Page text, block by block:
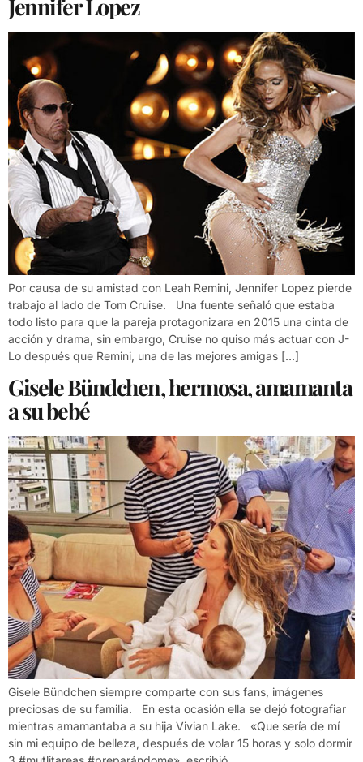
Jennifer Lopez
Por causa de su amistad con Leah Remini, Jennifer Lopez pierde
trabajo al lado de Tom Cruise. Una fuente señaló que estaba
todo listo para que la pareja protagonizara en 2015 una cinta de
acción y drama, sin embargo, Cruise no quiso más actuar con J-
Lo después que Remini, una de las mejores amigas […]
Gisele Bündchen, hermosa, amamanta
a su bebé
Gisele Bündchen siempre comparte con sus fans, imágenes
preciosas de su familia. En esta ocasión ella se dejó fotografiar
mientras amamantaba a su hija Vivian Lake. «Que sería de mí
sin mi equipo de belleza, después de volar 15 horas y solo dormir